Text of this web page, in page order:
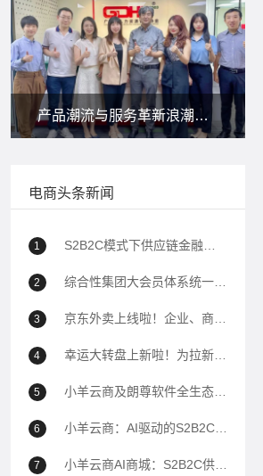
标签：
私域
2026-07-
标签：
全渠
同行业
标签：
AI私
产品潮流与服务革新浪潮下，朗尊与省人协一起研讨：人力资源服务供应商如何应对？
电商头条新闻
1 S2B2C模式下供应链金融如何助力企业降本增效？
2 综合性集团大会员体系统一解决方案
3 京东外卖上线啦！企业、商家自己的商城也能用上京东外卖！
4 幸运大转盘上新啦！为拉新、转化、留存增加新帮手！
5 小羊云商及朗尊软件全生态解决方案深度问答（100问）
6 小羊云商：AI驱动的S2B2C全域电商生态平台全面解析
7 小羊云商AI商城：S2B2C供应链到全域运营的商业模式白皮书——以AI驱动私域电商生态重构